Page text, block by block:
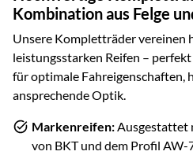
Kombination aus Felge
Unsere Kompletträder vereinen
leistungsstarken Reifen –
für optimale Fahreigenschaften,
ansprechende Optik.
Markenreifen: Ausgestattet
von BKTund dem Profil AW-